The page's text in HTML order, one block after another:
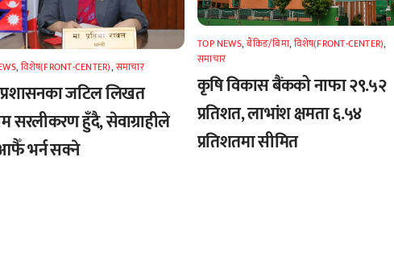
,विशेष(FRONT-CENTER),समाचार
जटिल लिखत
सरलीकरण हुँदै, सेवाग्राहीले
भर्न सक्ने
TOP NEWS,बैंकिङ/बिमा,विशेष(FRONT-CENTER),
समाचार
कृषि विकास बैंकको नाफा २९.५२
प्रतिशत, लाभांश क्षमता ६.५४
प्रतिशतमा सीमित